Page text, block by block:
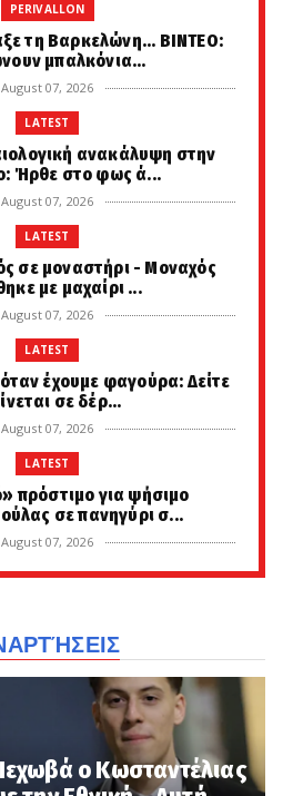
PERIVALLON
τη Βαρκελώνη... ΒΙΝΤΕΟ:
μπαλκόνια...
August 07, 2026
LATEST
ανακάλυψη στην
Ήρθε στο φως ά...
August 07, 2026
LATEST
σε μοναστήρι - Μοναχός
με μαχαίρι ...
August 07, 2026
LATEST
έχουμε φαγούρα: Δείτε
σε δέρ...
August 07, 2026
LATEST
πρόστιμο για ψήσιμο
σε πανηγύρι σ...
August 07, 2026
LATEST
August 07, 2026
ανασύρεται από το αρχείο
των υπο...
August 07, 2026ο Κωσταντέλιας